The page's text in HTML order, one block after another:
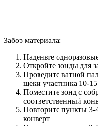
Забор материала:
Наденьте
Откройте зонды для
Проведите ватной
щеки участника 10-15
Поместите зонд с
соответственный
Повторите пункты 3-4
конверт